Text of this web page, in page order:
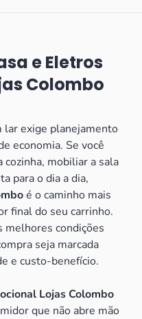
e Eletros
Colombo
lar exige planejamento
economia. Se você
cozinha, mobiliar a sala
para o dia a dia,
é o caminho mais
final do seu carrinho.
melhores condições
seja marcada
e custo-benefício.
Lojas Colombo
que não abre mão